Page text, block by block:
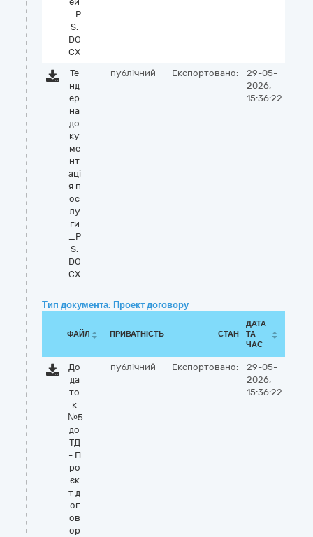
_P
S.
DO
CX
Те
нд
ер
на
до
ку
ме
нт
аці
я п
ос
лу
ги
_P
S.
DO
CX
публічний Експортовано:
29-05-
2026,
15:36:22
Тип документа: Проект договору
ФАЙЛ ПРИВАТНІСТЬ СТАН
ДАТА
ТА
ЧАС
До
да
то
к
№5
до
ТД
- П
ро
єк
т д
ог
ов
ор
публічний Експортовано:
29-05-
2026,
15:36:22